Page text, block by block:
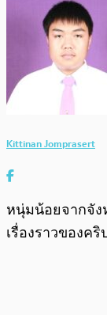
Kittinan Jomprasert
หนุ่มน้อยจากจัง
เรื่องราวของค